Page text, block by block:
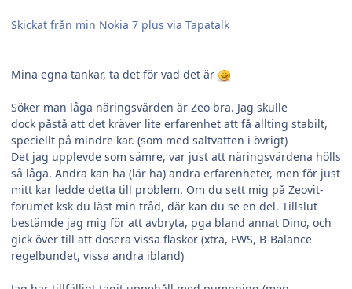
Skickat från min Nokia 7 plus via Tapatalk
Mina egna tankar, ta det för vad det är
Söker man låga näringsvärden är Zeo bra. Jag skulle
dock påstå att det kräver lite erfarenhet att få allting stabilt,
speciellt på mindre kar. (som med saltvatten i övrigt)
Det jag upplevde som sämre, var just att näringsvärdena hölls
så låga. Andra kan ha (lär ha) andra erfarenheter, men för just
mitt kar ledde detta till problem. Om du sett mig på Zeovit-
forumet ksk du läst min tråd, där kan du se en del. Tillslut
bestämde jag mig för att avbryta, pga bland annat Dino, och
gick över till att dosera vissa flaskor (xtra, FWS, B-Balance
regelbundet, vissa andra ibland)